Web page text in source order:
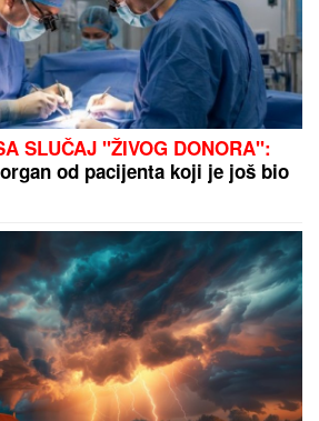
SLUČAJ "ŽIVOG DONORA":
od pacijenta koji je još bio